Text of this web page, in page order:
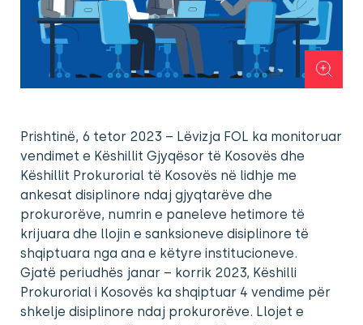
Prishtinë, 6 tetor 2023 – Lëvizja FOL ka monitoruar
vendimet e Këshillit Gjyqësor të Kosovës dhe
Këshillit Prokurorial të Kosovës në lidhje me
ankesat disiplinore ndaj gjyqtarëve dhe
prokurorëve, numrin e paneleve hetimore të
krijuara dhe llojin e sanksioneve disiplinore të
shqiptuara nga ana e këtyre institucioneve.
Gjatë periudhës janar – korrik 2023, Këshilli
Prokurorial i Kosovës ka shqiptuar 4 vendime për
shkelje disiplinore ndaj prokurorëve. Llojet e